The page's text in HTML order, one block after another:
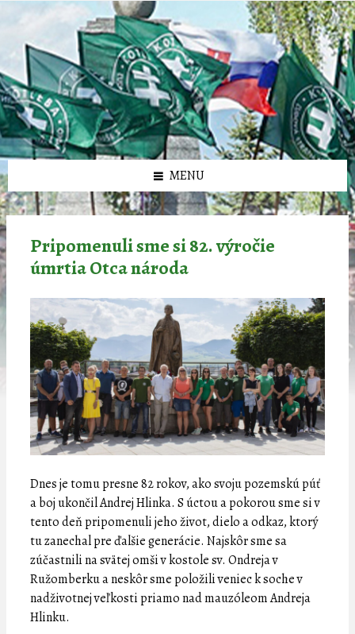
олимп казино
Preskočiť
Preskočiť
panel
Preskočiť
panel
Preskočiť
MENU
Pripomenuli sme si 82. výročie
úmrtia Otca národa
Dnes je tomu presne 82 rokov, ako svoju pozemskú púť
a boj ukončil Andrej Hlinka. S úctou a pokorou sme si v
tento deň pripomenuli jeho život, dielo a odkaz, ktorý
tu zanechal pre ďalšie generácie. Najskôr sme sa
zúčastnili na svätej omši v kostole sv. Ondreja v
Ružomberku a neskôr sme položili veniec k soche v
nadživotnej veľkosti priamo nad mauzóleom Andreja
Hlinku.